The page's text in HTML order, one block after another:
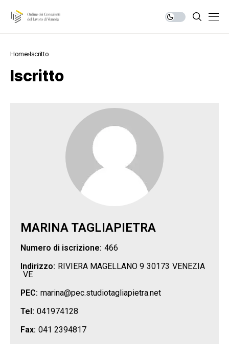
Home Iscritto
Iscritto
MARINA TAGLIAPIETRA
Numero di iscrizione: 466
Indirizzo: RIVIERA MAGELLANO 9 30173 VENEZIA
VE
PEC: marina@pec.studiotagliapietra.net
Tel: 041974128
Fax: 041 2394817